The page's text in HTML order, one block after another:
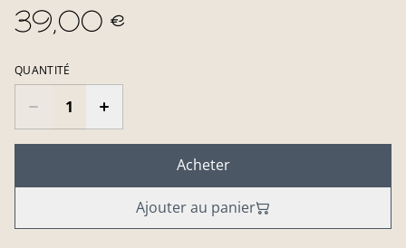
39,00 €
QUANTITÉ
Acheter
Ajouter au panier